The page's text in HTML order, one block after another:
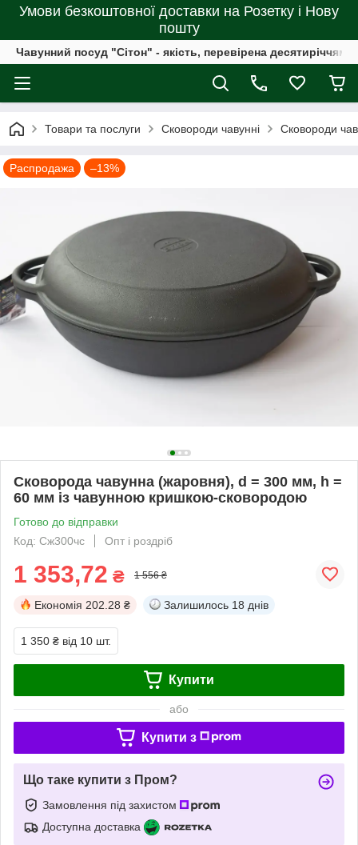
Умови безкоштовної доставки на Розетку і Нову
пошту
Чавунний посуд "Сітон" - якість, перевірена десятиріччями
Товари та послуги Сковороди чавунні Сковороди
Распродажа –13%
Сковорода чавунна (жаровня), d = 300 мм, h =
60 мм із чавунною кришкою-сковородою
Готово до відправки
Код: Сж300чс
Опт і роздріб
1 353,72 ₴ 1 556 ₴
Економія 202.28 ₴ Залишилось 18 днів
1 350 ₴ від 10 шт.
Купити
або
Купити з
Що таке купити з Пром?
Замовлення під захистом
Доступна доставка